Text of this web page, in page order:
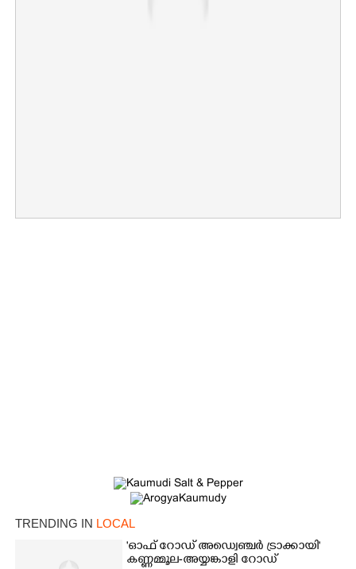
TRENDING IN LOCAL
'ഓഫ് റോഡ് അഡ്വെഞ്ചർ ട്രാക്കായി'
കണ്ണമ്മൂല-അയ്യങ്കാളി റോഡ്